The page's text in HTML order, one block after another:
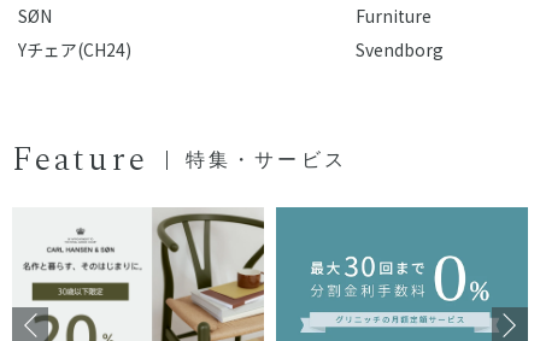
SØN
Yチェア(CH24)
Furniture
Svendborg
Feature 特集・サービス